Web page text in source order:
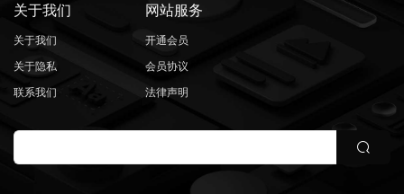
关于我们
关于我们
关于隐私
联系我们
网站服务
开通会员
会员协议
法律声明